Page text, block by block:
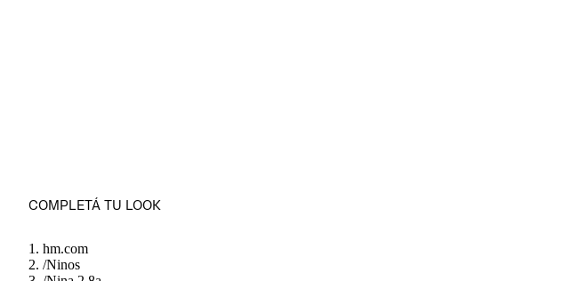
COMPLETÁ TU LOOK
hm.com
/Ninos